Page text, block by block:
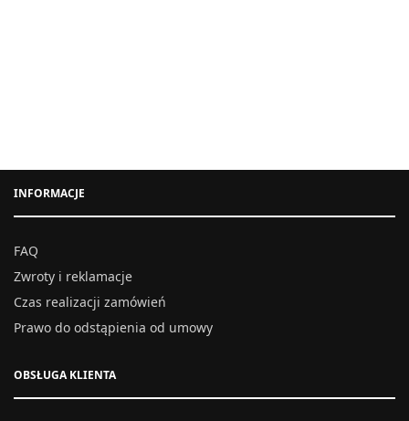
INFORMACJE
FAQ
Zwroty i reklamacje
Czas realizacji zamówień
Prawo do odstąpienia od umowy
OBSŁUGA KLIENTA